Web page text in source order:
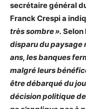
secrétaire général
Franck Crespi a
très sombre ». Selon
disparu du paysage
ans, les banques
malgré leurs
être débarqué du
décision politique